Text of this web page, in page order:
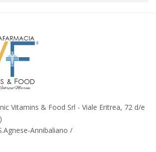
Vitamins & Food Srl - Viale Eritrea, 72 d/e
Annibaliano /